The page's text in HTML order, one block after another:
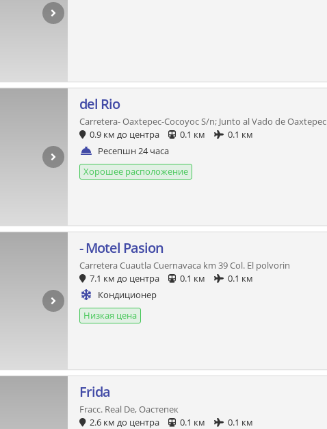
del Rio
Carretera- Oaxtepec-Cocoyoc S/n; Junto al Vado de Oaxtepec
0.9 км до центра
0.1 км
0.1 км
Ресепшн 24 часа
Хорошее расположение
- Motel Pasion
Carretera Cuautla Cuernavaca km 39 Col. El polvorin
7.1 км до центра
0.1 км
0.1 км
Кондиционер
Низкая цена
Frida
Fracc. Real De, Оастепек
2.6 км до центра
0.1 км 0.1 км